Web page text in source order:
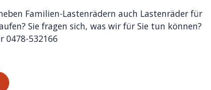
Familien-Lastenrädern auch Lastenräder für
Sie fragen sich, was wir für Sie tun können?
0478-532166